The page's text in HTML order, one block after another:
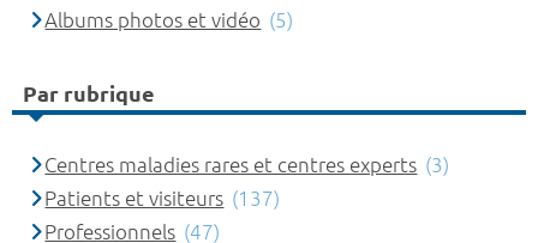
Albums photos et vidéo (5)
Par rubrique
Centres maladies rares et centres experts (3)
Patients et visiteurs (137)
Professionnels (47)